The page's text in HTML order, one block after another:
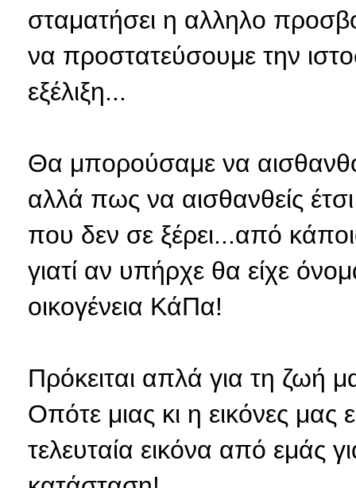
σταματήσει η αλληλο
να προστατεύσουμε την
εξέλιξη...
Θα μπορούσαμε να
αλλά πως να αισθανθείς
που δεν σε ξέρει...από
γιατί αν υπήρχε θα είχε
οικογένεια ΚάΠα!
Πρόκειται απλά για τη ζωή
Οπότε μιας κι η εικόνες
τελευταία εικόνα από εμάς